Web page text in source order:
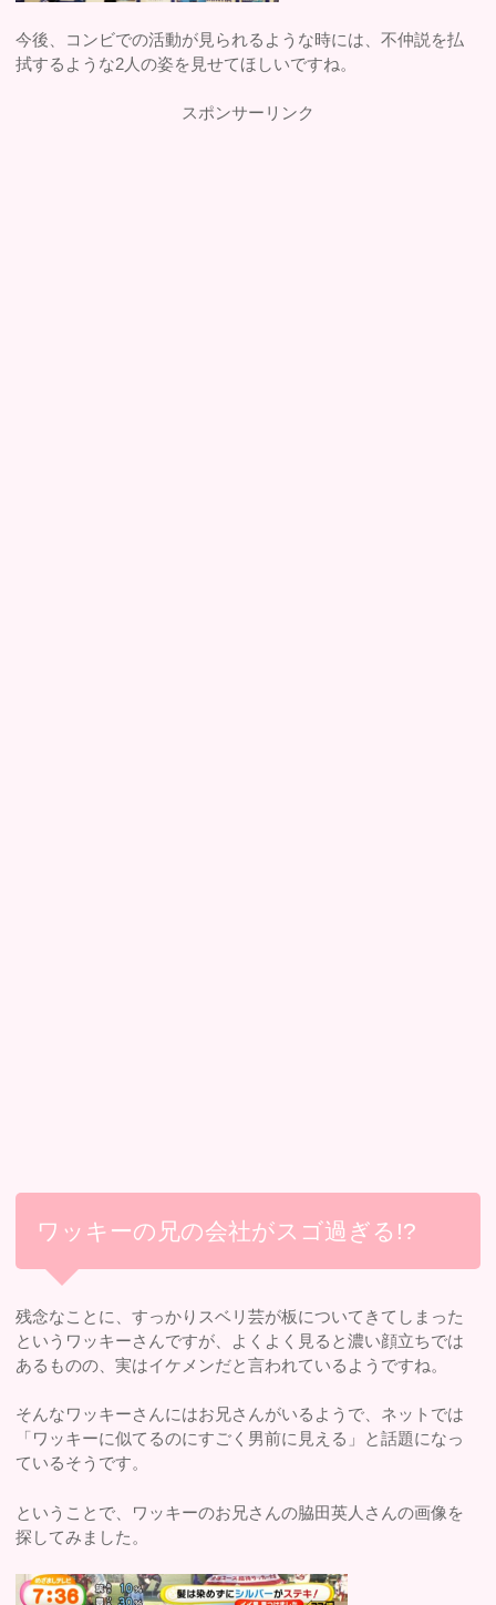
今後、コンビでの活動が見られるような時には、不仲説を払
拭するような2人の姿を見せてほしいですね。
スポンサーリンク
ワッキーの兄の会社がスゴ過ぎる!?
残念なことに、すっかりスベリ芸が板についてきてしまった
というワッキーさんですが、よくよく見ると濃い顔立ちでは
あるものの、実はイケメンだと言われているようですね。
そんなワッキーさんにはお兄さんがいるようで、ネットでは
「ワッキーに似てるのにすごく男前に見える」と話題になっ
ているそうです。
ということで、ワッキーのお兄さんの脇田英人さんの画像を
探してみました。